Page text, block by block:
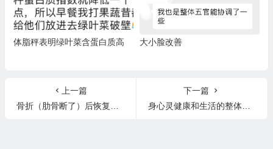
体脂秤表明绿叶菜含蛋白质高 大小脸改善
上一篇
骨折（肋骨断了）后恢复的很快，血糖稳定了
下一篇
身心灵健康和生活的整体平衡，是我们的热情和关注所在